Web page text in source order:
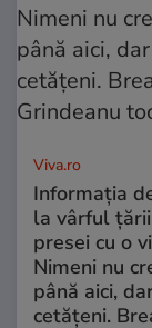
Viva.ro
Informația
la vârful
presei cu o
Nimeni nu
până aici,
cetățeni.